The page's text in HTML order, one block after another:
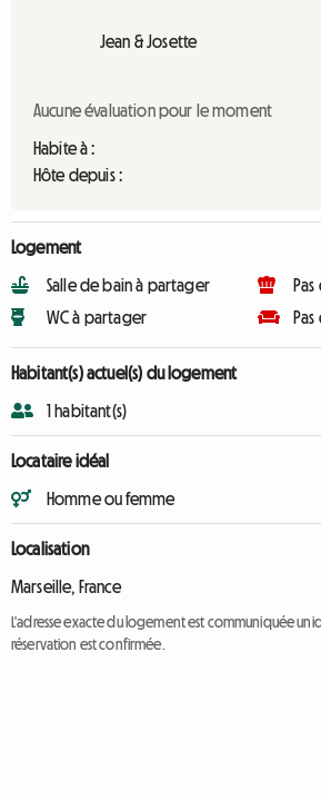
Jean & Josette
Aucune évaluation pour le moment
Habite à :
Hôte depuis :
Logement
Salle de bain à partager
WC à partager
Habitant(s) actuel(s) du logement
1 habitant(s)
Locataire idéal
Homme ou femme
Localisation
Marseille, France
L'adresse exacte du logement est communiquée
réservation est confirmée.